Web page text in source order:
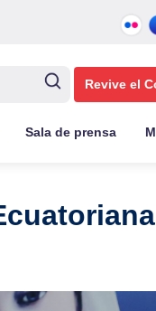
Revive el
Sala de prensa